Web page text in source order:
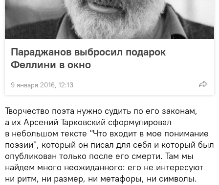
Параджанов выбросил подарок
Феллини в окно
9 января 2016, 12:13
Творчество поэта нужно судить по его законам,
а их Арсений Тарковский сформулировал
в небольшом тексте "Что входит в мое понимание
поэзии", который он писал для себя и который был
опубликован только после его смерти. Там мы
найдем много неожиданного: его не интересуют
ни ритм, ни размер, ни метафоры, ни символы.